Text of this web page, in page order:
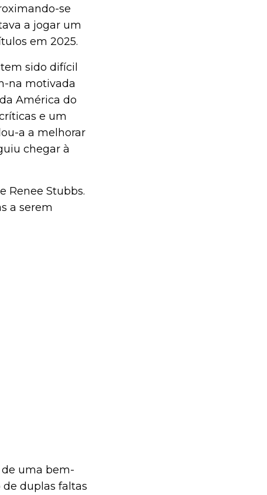
se
a jogar um
em 2025.
sido difícil
na motivada
América do
e um
a a melhorar
chegar à
Renee Stubbs.
a serem
de uma bem-
duplas faltas